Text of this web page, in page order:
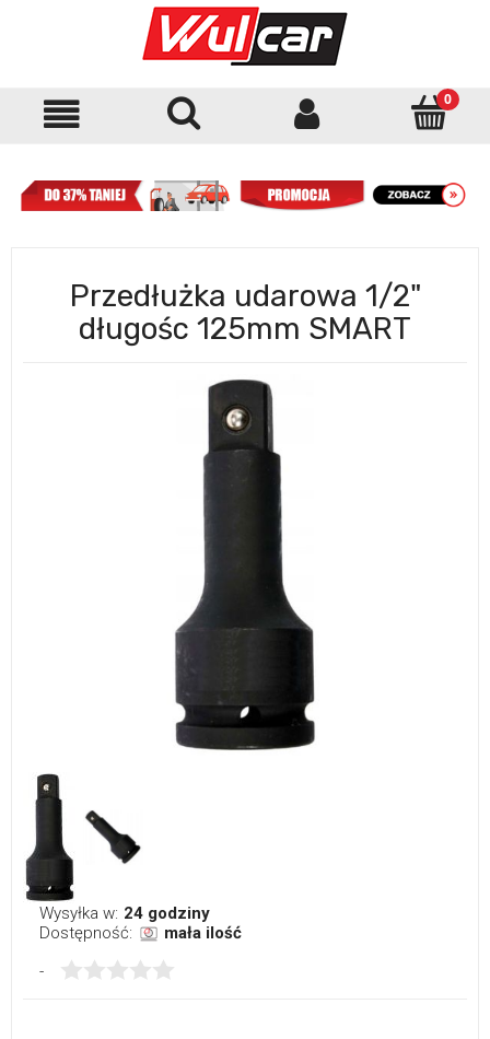
Przedłużka udarowa 1/2"
długośc 125mm SMART
Wysyłka w: 24 godziny
Dostępność:
mała ilość
-